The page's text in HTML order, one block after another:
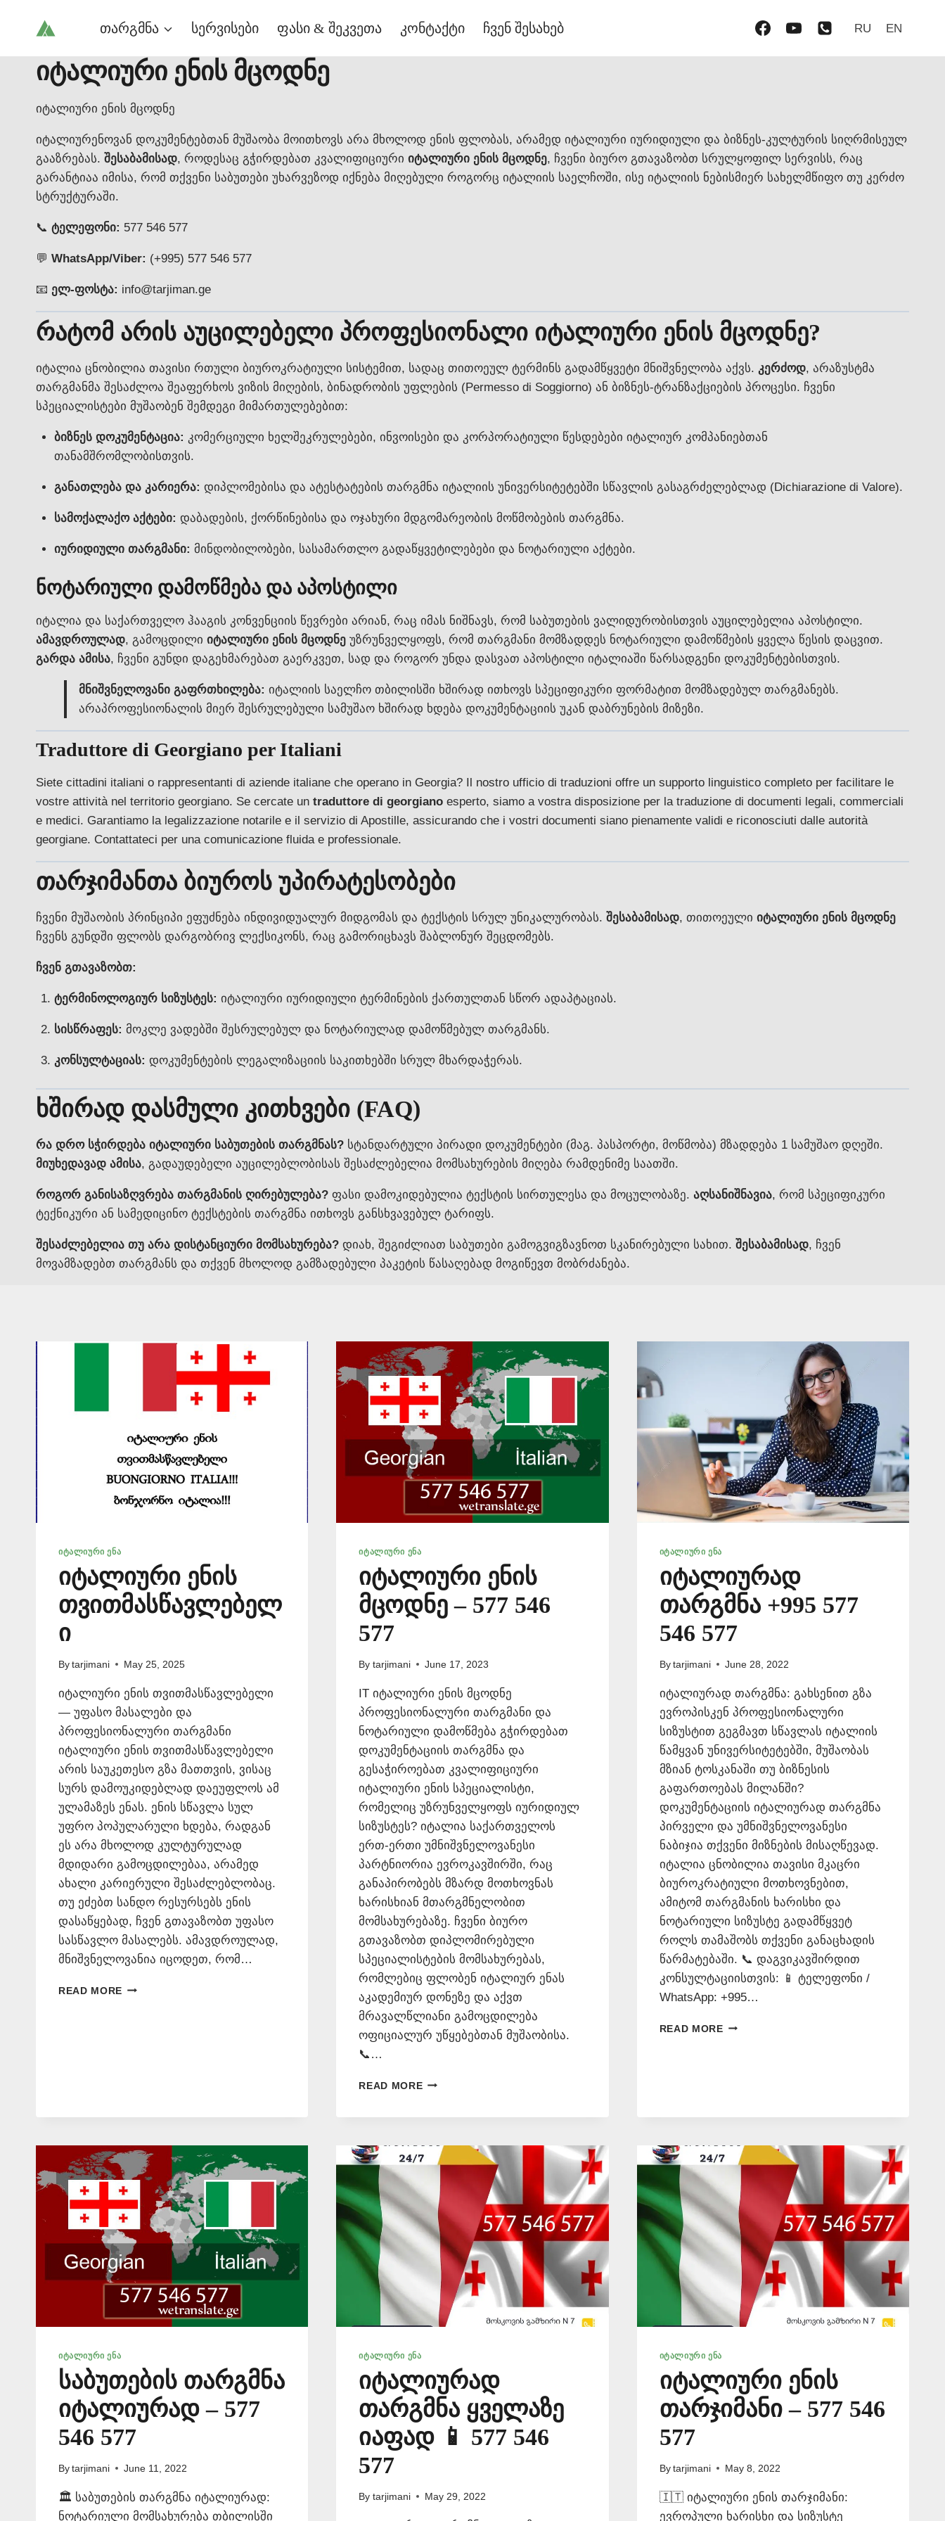
თარგმნა სერვისები ფასი & შეკვეთა კონტაქტი ჩვენ შესახებ RU EN
იტალიური ენის მცოდნე
იტალიური ენის მცოდნე
იტალიურენოვან დოკუმენტებთან მუშაობა მოითხოვს არა მხოლოდ ენის ფლობას, არამედ იტალიური იურიდიული და ბიზნეს-კულტურის სიღრმისეულ
გააზრებას. შესაბამისად, როდესაც გჭირდებათ კვალიფიციური იტალიური ენის მცოდნე, ჩვენი ბიურო გთავაზობთ სრულყოფილ სერვისს, რაც
გარანტიაა იმისა, რომ თქვენი საბუთები უხარვეზოდ იქნება მიღებული როგორც იტალიის საელჩოში, ისე იტალიის ნებისმიერ სახელმწიფო თუ კერძო
სტრუქტურაში.
📞 ტელეფონი: 577 546 577
💬 WhatsApp/Viber: (+995) 577 546 577
📧 ელ-ფოსტა: info@tarjiman.ge
რატომ არის აუცილებელი პროფესიონალი იტალიური ენის მცოდნე?
იტალია ცნობილია თავისი რთული ბიუროკრატიული სისტემით, სადაც თითოეულ ტერმინს გადამწყვეტი მნიშვნელობა აქვს. კერძოდ, არაზუსტმა
თარგმანმა შესაძლოა შეაფერხოს ვიზის მიღების, ბინადრობის უფლების (Permesso di Soggiorno) ან ბიზნეს-ტრანზაქციების პროცესი. ჩვენი
სპეციალისტები მუშაობენ შემდეგი მიმართულებებით:
ბიზნეს დოკუმენტაცია: კომერციული ხელშეკრულებები, ინვოისები და კორპორატიული წესდებები იტალიურ კომპანიებთან
თანამშრომლობისთვის.
განათლება და კარიერა: დიპლომებისა და ატესტატების თარგმნა იტალიის უნივერსიტეტებში სწავლის გასაგრძელებლად (Dichiarazione di Valore).
სამოქალაქო აქტები: დაბადების, ქორწინებისა და ოჯახური მდგომარეობის მოწმობების თარგმნა.
იურიდიული თარგმანი: მინდობილობები, სასამართლო გადაწყვეტილებები და ნოტარიული აქტები.
ნოტარიული დამოწმება და აპოსტილი
იტალია და საქართველო ჰააგის კონვენციის წევრები არიან, რაც იმას ნიშნავს, რომ საბუთების ვალიდურობისთვის აუცილებელია აპოსტილი.
ამავდროულად, გამოცდილი იტალიური ენის მცოდნე უზრუნველყოფს, რომ თარგმანი მომზადდეს ნოტარიული დამოწმების ყველა წესის დაცვით.
გარდა ამისა, ჩვენი გუნდი დაგეხმარებათ გაერკვეთ, სად და როგორ უნდა დასვათ აპოსტილი იტალიაში წარსადგენი დოკუმენტებისთვის.
მნიშვნელოვანი გაფრთხილება: იტალიის საელჩო თბილისში ხშირად ითხოვს სპეციფიკური ფორმატით მომზადებულ თარგმანებს.
არაპროფესიონალის მიერ შესრულებული სამუშაო ხშირად ხდება დოკუმენტაციის უკან დაბრუნების მიზეზი.
Traduttore di Georgiano per Italiani
Siete cittadini italiani o rappresentanti di aziende italiane che operano in Georgia? Il nostro ufficio di traduzioni offre un supporto linguistico completo per facilitare le
vostre attività nel territorio georgiano. Se cercate un traduttore di georgiano esperto, siamo a vostra disposizione per la traduzione di documenti legali, commerciali
e medici. Garantiamo la legalizzazione notarile e il servizio di Apostille, assicurando che i vostri documenti siano pienamente validi e riconosciuti dalle autorità
georgiane. Contattateci per una comunicazione fluida e professionale.
თარჯიმანთა ბიუროს უპირატესობები
ჩვენი მუშაობის პრინციპი ეფუძნება ინდივიდუალურ მიდგომას და ტექსტის სრულ უნიკალურობას. შესაბამისად, თითოეული იტალიური ენის მცოდნე
ჩვენს გუნდში ფლობს დარგობრივ ლექსიკონს, რაც გამორიცხავს შაბლონურ შეცდომებს.
ჩვენ გთავაზობთ:
ტერმინოლოგიურ სიზუსტეს: იტალიური იურიდიული ტერმინების ქართულთან სწორ ადაპტაციას.
სისწრაფეს: მოკლე ვადებში შესრულებულ და ნოტარიულად დამოწმებულ თარგმანს.
კონსულტაციას: დოკუმენტების ლეგალიზაციის საკითხებში სრულ მხარდაჭერას.
ხშირად დასმული კითხვები (FAQ)
რა დრო სჭირდება იტალიური საბუთების თარგმნას? სტანდარტული პირადი დოკუმენტები (მაგ. პასპორტი, მოწმობა) მზადდება 1 სამუშაო დღეში.
მიუხედავად ამისა, გადაუდებელი აუცილებლობისას შესაძლებელია მომსახურების მიღება რამდენიმე საათში.
როგორ განისაზღვრება თარგმანის ღირებულება? ფასი დამოკიდებულია ტექსტის სირთულესა და მოცულობაზე. აღსანიშნავია, რომ სპეციფიკური
ტექნიკური ან სამედიცინო ტექსტების თარგმნა ითხოვს განსხვავებულ ტარიფს.
შესაძლებელია თუ არა დისტანციური მომსახურება? დიახ, შეგიძლიათ საბუთები გამოგვიგზავნოთ სკანირებული სახით. შესაბამისად, ჩვენ
მოვამზადებთ თარგმანს და თქვენ მხოლოდ გამზადებული პაკეტის წასაღებად მოგიწევთ მობრძანება.
ᲘᲢᲐᲚᲘᲣᲠᲘ ᲔᲜᲐ
იტალიური ენის
თვითმასწავლებელ
ი
By tarjimani May 25, 2025
იტალიური ენის თვითმასწავლებელი
— უფასო მასალები და
პროფესიონალური თარგმანი
იტალიური ენის თვითმასწავლებელი
არის საუკეთესო გზა მათთვის, ვისაც
სურს დამოუკიდებლად დაეუფლოს ამ
ულამაზეს ენას. ენის სწავლა სულ
უფრო პოპულარული ხდება, რადგან
ეს არა მხოლოდ კულტურულად
მდიდარი გამოცდილებაა, არამედ
ახალი კარიერული შესაძლებლობაც.
თუ ეძებთ სანდო რესურსებს ენის
დასაწყებად, ჩვენ გთავაზობთ უფასო
სასწავლო მასალებს. ამავდროულად,
მნიშვნელოვანია იცოდეთ, რომ…
READ MORE ᲘᲢᲐᲚᲘᲣᲠᲘ
ᲘᲢᲐᲚᲘᲣᲠᲘ ᲔᲜᲐ
იტალიური ენის
მცოდნე – 577 546
577
By tarjimani June 17, 2023
IT იტალიური ენის მცოდნე
პროფესიონალური თარგმანი და
ნოტარიული დამოწმება გჭირდებათ
დოკუმენტაციის თარგმნა და
გესაჭიროებათ კვალიფიციური
იტალიური ენის სპეციალისტი,
რომელიც უზრუნველყოფს იურიდიულ
სიზუსტეს? იტალია საქართველოს
ერთ-ერთი უმნიშვნელოვანესი
პარტნიორია ევროკავშირში, რაც
განაპირობებს მზარდ მოთხოვნას
ხარისხიან მთარგმნელობით
მომსახურებაზე. ჩვენი ბიურო
გთავაზობთ დიპლომირებული
სპეციალისტების მომსახურებას,
რომლებიც ფლობენ იტალიურ ენას
აკადემიურ დონეზე და აქვთ
მრავალწლიანი გამოცდილება
ოფიციალურ უწყებებთან მუშაობისა.
📞…
READ MOREᲘᲢᲐᲚᲘᲣᲠᲘ
546
ᲘᲢᲐᲚᲘᲣᲠᲘ ᲔᲜᲐ
იტალიურად
თარგმნა +995 577
546 577
By tarjimani June 28, 2022
იტალიურად თარგმნა: გახსენით გზა
ევროპისკენ პროფესიონალური
სიზუსტით გეგმავთ სწავლას იტალიის
წამყვან უნივერსიტეტებში, მუშაობას
მზიან ტოსკანაში თუ ბიზნესის
გაფართოებას მილანში?
დოკუმენტაციის იტალიურად თარგმნა
პირველი და უმნიშვნელოვანესი
ნაბიჯია თქვენი მიზნების მისაღწევად.
იტალია ცნობილია თავისი მკაცრი
ბიუროკრატიული მოთხოვნებით,
ამიტომ თარგმანის ხარისხი და
ნოტარიული სიზუსტე გადამწყვეტ
როლს თამაშობს თქვენი განაცხადის
წარმატებაში. 📞 დაგვიკავშირდით
კონსულტაციისთვის: 📱 ტელეფონი /
WhatsApp: +995…
READ MOREᲘᲢᲐᲚᲘᲣᲠᲐᲓ
ᲘᲢᲐᲚᲘᲣᲠᲘ ᲔᲜᲐ
საბუთების თარგმნა
იტალიურად – 577
546 577
By tarjimani June 11, 2022
🏛️ საბუთების თარგმნა იტალიურად:
ნოტარიული მომსახურება თბილისში
ᲘᲢᲐᲚᲘᲣᲠᲘ ᲔᲜᲐ
იტალიურად
თარგმნა ყველაზე
იაფად 📱 577 546
577
By tarjimani May 29, 2022
ᲘᲢᲐᲚᲘᲣᲠᲘ ᲔᲜᲐ
იტალიური ენის
თარჯიმანი – 577 546
577
By tarjimani May 8, 2022
🇮🇹 იტალიური ენის თარჯიმანი:
ევროპული ხარისხი და სიზუსტე